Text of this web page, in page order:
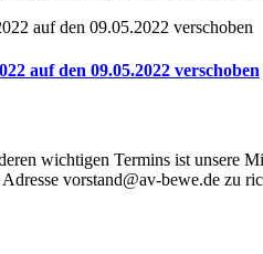
auf den 09.05.2022 verschoben
wichtigen Termins ist unsere
vorstand@av-bewe.de zu